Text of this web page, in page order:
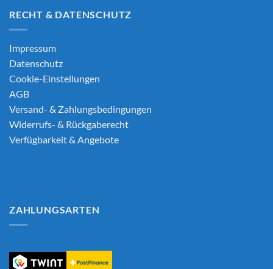
RECHT & DATENSCHUTZ
Impressum
Datenschutz
Cookie-Einstellungen
AGB
Versand- & Zahlungsbedingungen
Widerrufs- & Rückgaberecht
Verfügbarkeit & Angebote
ZAHLUNGSARTEN